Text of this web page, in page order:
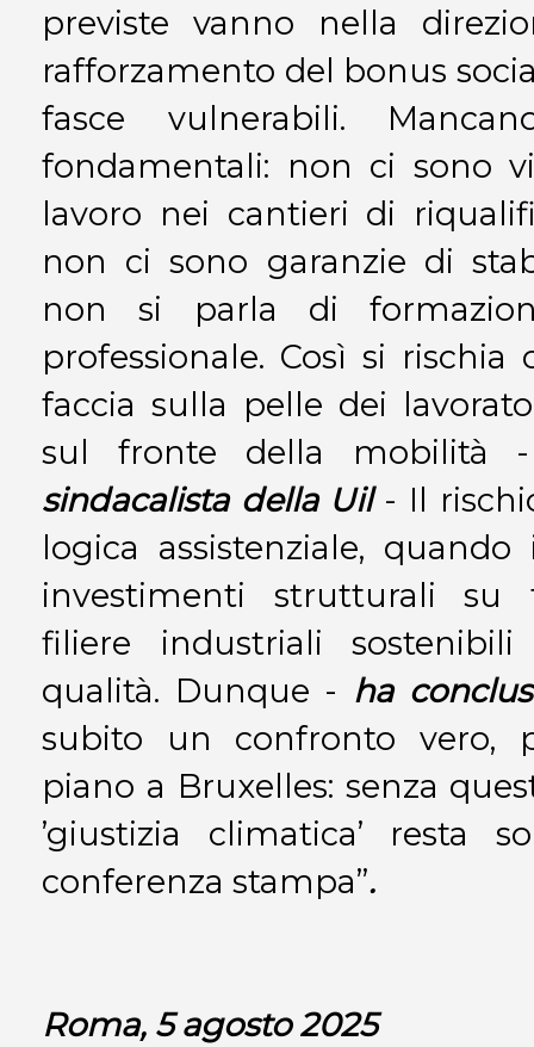
previste vanno nella
rafforzamento del bonus
fasce vulnerabili.
fondamentali: non ci sono
lavoro nei cantieri di
non ci sono garanzie di
non si parla di
professionale. Così si
faccia sulla pelle dei
sul fronte della
sindacalista della Uil- Il
logica assistenziale,
investimenti strutturali su
filiere industriali
qualità. Dunque - ha
subito un confronto vero,
piano a Bruxelles: senza
’giustizia climatica’ resta
conferenza stampa”.
Roma, 5 agosto 2025